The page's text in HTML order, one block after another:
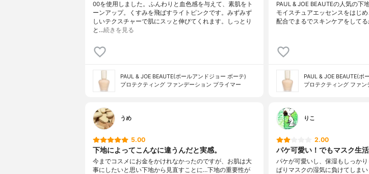
00を使用しました。ふんわりと血色感を与えて、素肌をト
ーンアップ。くすみを飛ばすライトピンクです。みずみず
しいテクスチャーで肌にスッと伸びてくれます。しっとり
と…続きを見る
PAUL & JOE BEAUTE(ポールアンドジョー ボーテ)
プロテクティング ファンデーション プライマー
PAUL & JOE BEAUTEの人気の下
モイスチュアエッセンスをはじ
配合でまるでスキンケアをして
PAUL & JOE BEAUTE(ポ
プロテクティング ファ
うめ
5.00
下地によってこんなに違うんだと実感。
今までコスメにお金をかけれなかったのですが、お肌は大
事にしたいと思い下地から見直すことに…下地の重要性が
りこ
2.00
パケ可愛い！でもマスク生
パケが可愛いし、保湿もしっか
ぱりマスクの湿気に負けてしま